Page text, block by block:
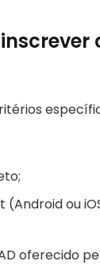
ou
oferecido